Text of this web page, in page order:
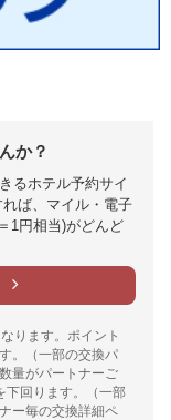
か？
るホテル予約サイ
ば、マイル・電子
1円相当)がどんど
ります。ポイント
。（一部の交換パ
量がパートナーご
下回ります。（一部
ー毎の交換詳細ペ